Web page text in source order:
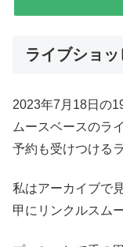
ライブショ
2023年7月18日の
ムースベースのラ
予約も受けつける
私はアーカイブで
甲にリンクルスム